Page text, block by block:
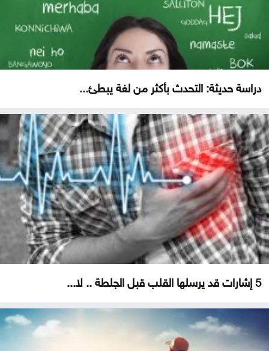
دراسة حديثة: التحدث بأكثر من لغة يبطئ...
5 إشارات قد يرسلها القلب قبل الجلطة .. لا...